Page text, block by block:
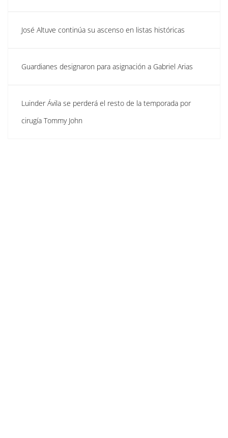
José Altuve continúa su ascenso en listas históricas
Guardianes designaron para asignación a Gabriel Arias
Luinder Ávila se perderá el resto de la temporada por
cirugía Tommy John